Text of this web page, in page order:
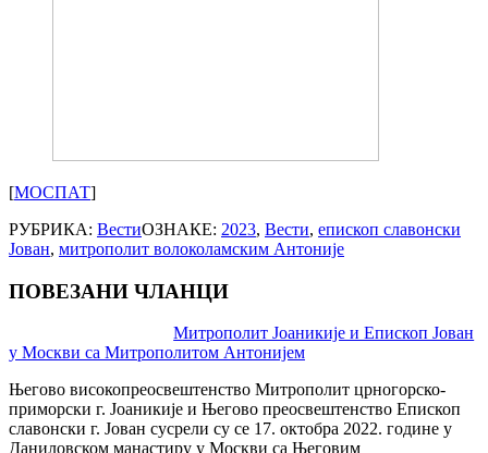
[МОСПАТ]
РУБРИКА: ВестиОЗНАКЕ: 2023, Вести, епископ славонски
Јован, митрополит волоколамским Антоније
ПОВЕЗАНИ ЧЛАНЦИ
Митрополит Јоаникије и Епископ Јован
у Москви са Митрополитом Антонијем
Његово високопреосвештенство Митрополит црногорско-
приморски г. Јоаникије и Његово преосвештенство Епископ
славонски г. Јован сусрели су се 17. октобра 2022. године у
Даниловском манaстиру у Москви са Његовим
navigation